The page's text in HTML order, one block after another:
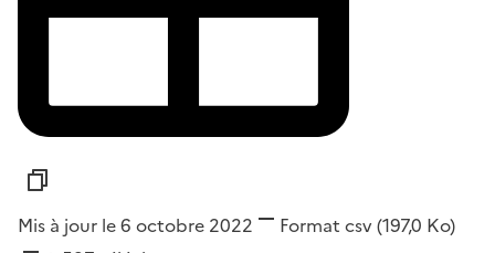
Mis à jour le 6 octobre 2022 Format csv(197,0 Ko)